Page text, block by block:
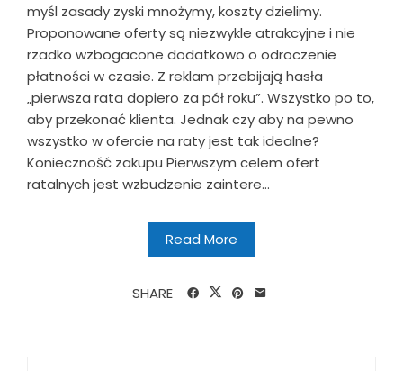
myśl zasady zyski mnożymy, koszty dzielimy.
Proponowane oferty są niezwykle atrakcyjne i nie
rzadko wzbogacone dodatkowo o odroczenie
płatności w czasie. Z reklam przebijają hasła
„pierwsza rata dopiero za pół roku”. Wszystko po to,
aby przekonać klienta. Jednak czy aby na pewno
wszystko w ofercie na raty jest tak idealne?
Konieczność zakupu Pierwszym celem ofert
ratalnych jest wzbudzenie zaintere...
Read More
SHARE